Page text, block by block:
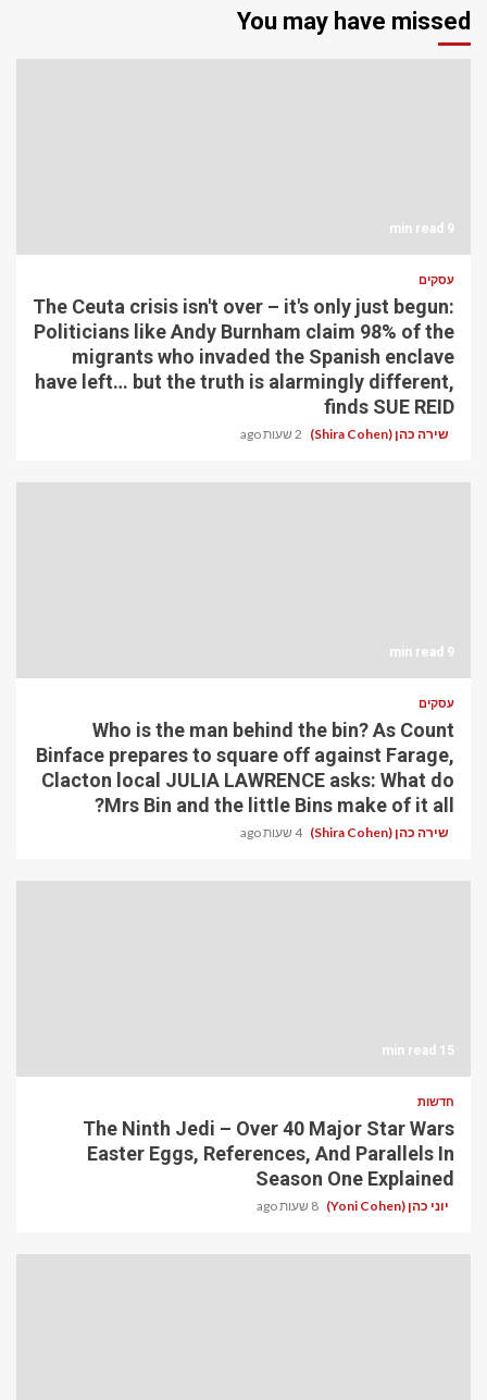
You may have missed
9 min read
עסקים
The Ceuta crisis isn't over – it's only just begun:
Politicians like Andy Burnham claim 98% of the
migrants who invaded the Spanish enclave
have left… but the truth is alarmingly different,
finds SUE REID
שירה כהן (Shira Cohen) 2 שעות ago
9 min read
עסקים
Who is the man behind the bin? As Count
Binface prepares to square off against Farage,
Clacton local JULIA LAWRENCE asks: What do
Mrs Bin and the little Bins make of it all?
שירה כהן (Shira Cohen) 4 שעות ago
15 min read
חדשות
The Ninth Jedi – Over 40 Major Star Wars
Easter Eggs, References, And Parallels In
Season One Explained
יוני כהן (Yoni Cohen) 8 שעות ago